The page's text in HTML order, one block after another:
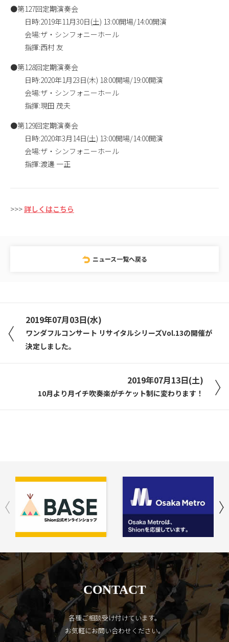
●第127回定期演奏会
日時:2019年11月30日(土) 13:00開場/14:00開演
会場:ザ・シンフォニーホール
指揮:西村 友
●第128回定期演奏会
日時:2020年1月23日(木) 18:00開場/19:00開演
会場:ザ・シンフォニーホール
指揮:現田 茂夫
●第129回定期演奏会
日時:2020年3月14日(土) 13:00開場/14:00開演
会場:ザ・シンフォニーホール
指揮:渡邊 一正
>>>詳しくはこちら
ニュース一覧へ戻る
2019年07月03日(水)
ワンダフルコンサート リサイタルシリーズVol.13の開催が
決定しました。
2019年07月13日(土)
10月より月イチ吹奏楽がチケット制に変わります！
CONTACT
各種ご相談受け付けています。
お気軽にお問い合わせください。